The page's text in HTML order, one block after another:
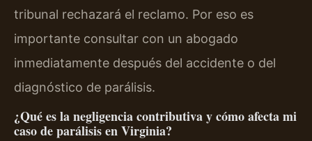
tribunal rechazará el reclamo. Por eso es
importante consultar con un abogado
inmediatamente después del accidente o del
diagnóstico de parálisis.
¿Qué es la negligencia contributiva y cómo afecta mi
caso de parálisis en Virginia?